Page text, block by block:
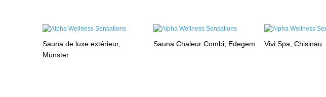
Sauna de luxe extérieur,
Münster
Sauna Chaleur Combi, Edegem Vivi Spa, Chisinau